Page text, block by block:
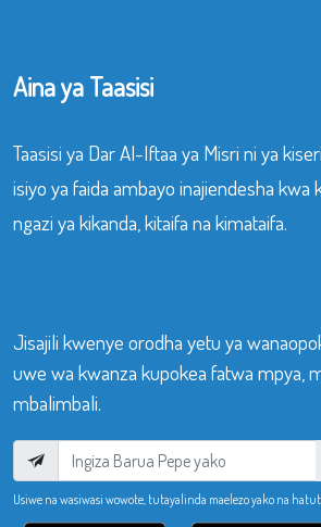
Aina ya Taasisi
Taasisi ya Dar Al-Iftaa ya Misri ni ya
isiyo ya faida ambayo inajiendesha kwa
ngazi ya kikanda, kitaifa na kimataifa.
Jisajili kwenye orodha yetu ya
uwe wa kwanza kupokea fatwa mpya,
mbalimbali.
Usiwe na wasiwasi wowote, tutayalinda maelezo yako na